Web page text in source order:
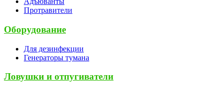
Протравители
Оборудование
Для дезинфекции
Генераторы тумана
Ловушки и отпугиватели